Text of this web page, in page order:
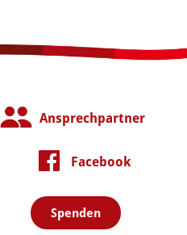
Ansprechpartner
Facebook
Spenden